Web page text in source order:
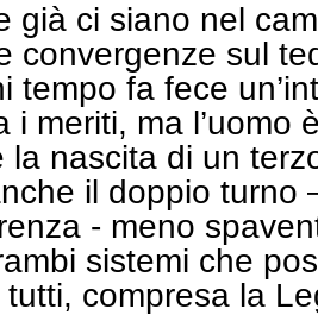
già ci siano nel
convergenze sul
tempo fa fece
i meriti, ma l’uomo
la nascita di un
il doppio turno
- meno
sistemi che
compresa la